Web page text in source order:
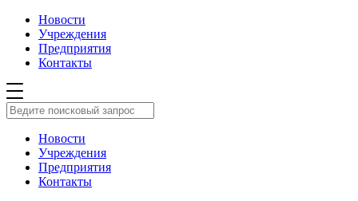
Новости
Учреждения
Предприятия
Контакты
Новости
Учреждения
Предприятия
Контакты